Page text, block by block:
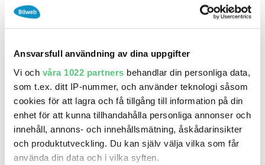
Ansvarsfull användning av dina uppgifter
Vi och våra 1022 partners behandlar din personliga data,
som t.ex. ditt IP-nummer, och använder teknologi såsom
cookies för att lagra och få tillgång till information på din
enhet för att kunna tillhandahålla personliga annonser och
innehåll, annons- och innehållsmätning, åskådarinsikter
och produktutveckling. Du kan själv välja vilka som får
använda din data och i vilka syften.
13 maj 20:28
Nissan Qashqai CONNECTA INKL SERVICE
Pris338 250 kr Beräkna månadskostnad